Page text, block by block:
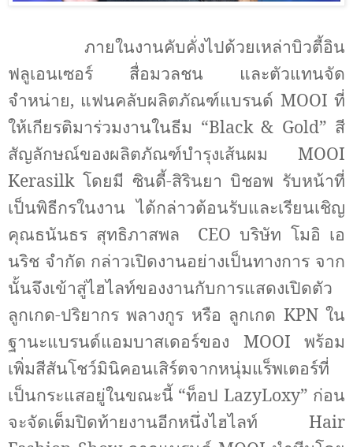
ภายในงานคับคั่งไปด้วยเหล่าบิวตี้อิน
ฟลูเอนเซอร์ สื่อมวลชน และตัวแทนจัด
จำหน่าย, แฟนคลับผลิตภัณฑ์แบรนด์ MOOIที่
ให้เกียรติมาร่วมงานในธีม “Black & Gold” สี
สัญลักษณ์ของผลิตภัณฑ์บำรุงเส้นผม MOOI
Kerasilk โดยมี ซินดี้-สิรินยา บิชอพ รับหน้าที่
เป็นพิธีกรในงาน ได้กล่าวต้อนรับและเรียนเชิญ
คุณธนันธร สุทธิภาสพล
CEO บริษัท โมอิ เอ
นริช จำกัด กล่าวเปิดงานอย่างเป็นทางการ จาก
นั้นจึงเข้าสู่ไฮไลท์ของงานกับการแสดงเปิดตัว
ลูกเกด-ปริยากร พลางกูร หรือ ลูกเกด KPNใน
ฐานะแบรนด์แอมบาสเดอร์ของ MOOI พร้อม
เพิ่มสีสันโชว์มินิคอนเสิร์ตจากหนุ่มแร็พเตอร์ที่
เป็นกระแสอยู่ในขณะนี้ “ท็อป LazyLoxy” ก่อน
จะจัดเต็มปิดท้ายงานอีกหนึ่งไฮไลท์
Hair